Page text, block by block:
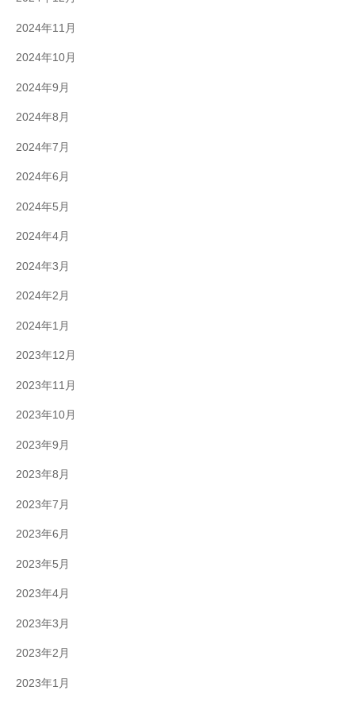
2024年11月
2024年10月
2024年9月
2024年8月
2024年7月
2024年6月
2024年5月
2024年4月
2024年3月
2024年2月
2024年1月
2023年12月
2023年11月
2023年10月
2023年9月
2023年8月
2023年7月
2023年6月
2023年5月
2023年4月
2023年3月
2023年2月
2023年1月